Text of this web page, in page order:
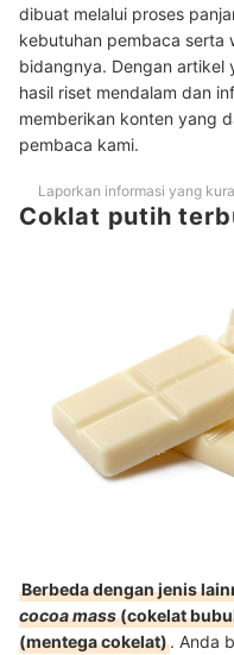
dibuat melalui proses
kebutuhan pembaca serta
bidangnya. Dengan
hasil riset mendalam dan
memberikan konten yang
pembaca kami.
Laporkan informasi yang
Coklat putih
Berbeda dengan jenis
cocoa mass(cokelat
(mentega cokelat). Anda